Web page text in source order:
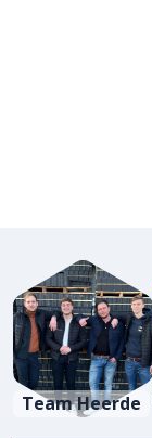
Team Heerde